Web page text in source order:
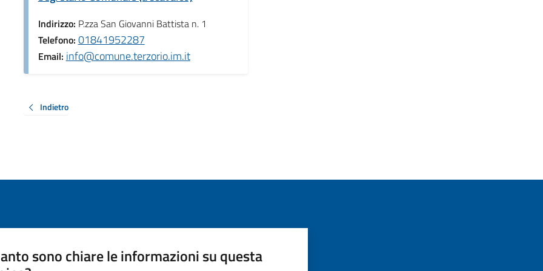
Indirizzo: P.zza San Giovanni Battista n. 1
Telefono: 01841952287
Email: info@comune.terzorio.im.it
Indietro
sono chiare le informazioni su questa